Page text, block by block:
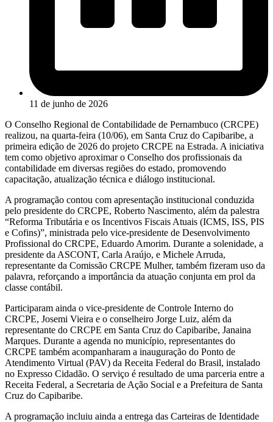
11 de junho de 2026
O Conselho Regional de Contabilidade de Pernambuco (CRCPE)
realizou, na quarta-feira (10/06), em Santa Cruz do Capibaribe, a
primeira edição de 2026 do projeto CRCPE na Estrada. A iniciativa
tem como objetivo aproximar o Conselho dos profissionais da
contabilidade em diversas regiões do estado, promovendo
capacitação, atualização técnica e diálogo institucional.
A programação contou com apresentação institucional conduzida
pelo presidente do CRCPE, Roberto Nascimento, além da palestra
“Reforma Tributária e os Incentivos Fiscais Atuais (ICMS, ISS, PIS
e Cofins)”, ministrada pelo vice-presidente de Desenvolvimento
Profissional do CRCPE, Eduardo Amorim. Durante a solenidade, a
presidente da ASCONT, Carla Araújo, e Michele Arruda,
representante da Comissão CRCPE Mulher, também fizeram uso da
palavra, reforçando a importância da atuação conjunta em prol da
classe contábil.
Participaram ainda o vice-presidente de Controle Interno do
CRCPE, Josemi Vieira e o conselheiro Jorge Luiz, além da
representante do CRCPE em Santa Cruz do Capibaribe, Janaina
Marques. Durante a agenda no município, representantes do
CRCPE também acompanharam a inauguração do Ponto de
Atendimento Virtual (PAV) da Receita Federal do Brasil, instalado
no Expresso Cidadão. O serviço é resultado de uma parceria entre a
Receita Federal, a Secretaria de Ação Social e a Prefeitura de Santa
Cruz do Capibaribe.
A programação incluiu ainda a entrega das Carteiras de Identidade